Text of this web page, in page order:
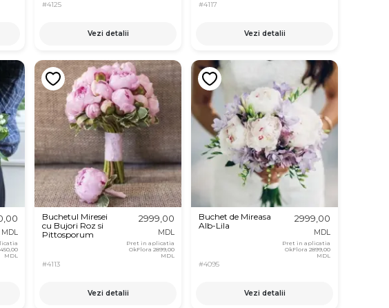
#4125
Vezi detalii
#4117
Vezi detalii
MDL
MDL
Buchetul Miresei
cu Bujori Roz si
Pittosporum
#4113
2999,00
MDL
Pret in aplicatia
OkFlora 2899,00
MDL
Vezi detalii
Buchet de Mireasa
Alb-Lila
#4095
2999,00
MDL
Pret in aplicatia
OkFlora2899,00
MDL
Vezi detalii